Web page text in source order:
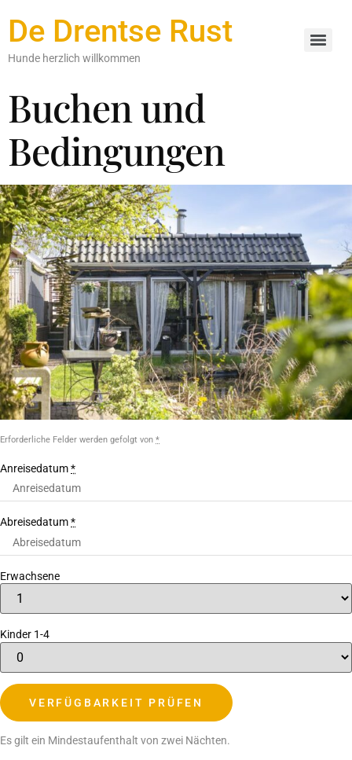
De Drentse Rust
Hunde herzlich willkommen
Buchen und
Bedingungen
Erforderliche Felder werden gefolgt von *
Anreisedatum*
Abreisedatum*
Erwachsene
Kinder 1-4
Es gilt ein Mindestaufenthalt von zwei Nächten.